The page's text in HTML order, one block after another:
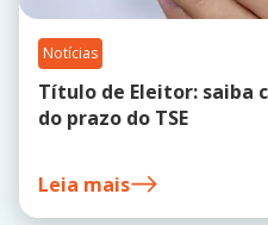
Notícias
Título de Eleitor: saiba
do prazo do TSE
Leia mais